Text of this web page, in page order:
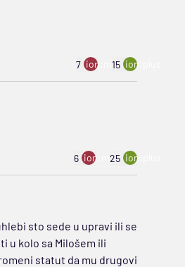
7 ion:minus
15 ion:plus
6 ion:minus
25 ion:plus
sto sede u upravi ili se
u kolo sa Milošem ili
statut da mu drugovi